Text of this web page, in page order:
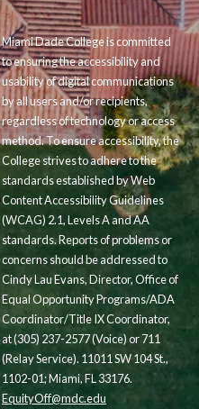
Miami Dade College is committed
to ensuring the accessibility and
usability of digital communications
by all users and/or recipients,
regardless of technology or access
method. To ensure accessibility, the
College strives to adhere to the
standards established by Web
Content Accessibility Guidelines
(WCAG) 2.1, Levels A and AA
standards. Reports of problems or
concerns should be addressed to
Cindy Lau Evans, Director, Office of
Equal Opportunity Programs/ADA
Coordinator/Title IX Coordinator,
at (305) 237-2577 (Voice) or 711
(Relay Service). 11011 SW 104 St.,
1102-01; Miami, FL 33176.
EquityOff@mdc.edu